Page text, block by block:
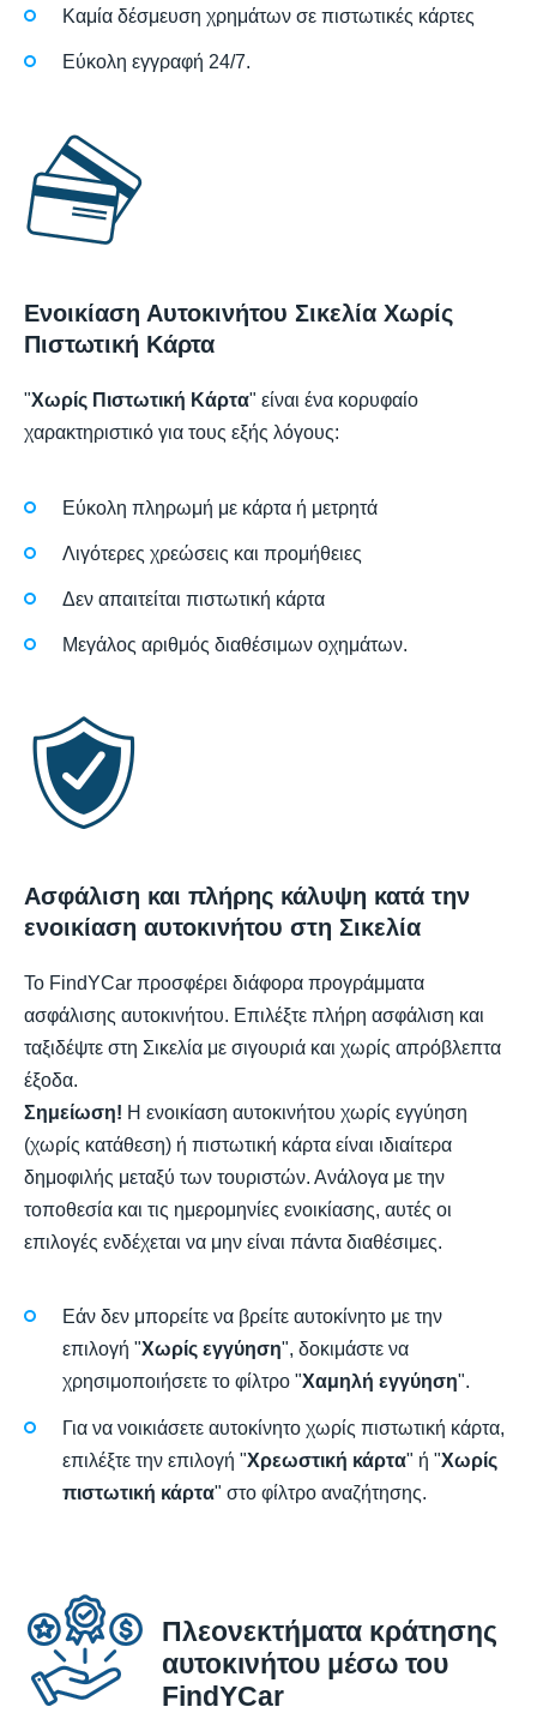
Καμία δέσμευση χρημάτων σε πιστωτικές κάρτες
Εύκολη εγγραφή 24/7.
Ενοικίαση Αυτοκινήτου Σικελία Χωρίς
Πιστωτική Κάρτα
"Χωρίς Πιστωτική Κάρτα" είναι ένα κορυφαίο
χαρακτηριστικό για τους εξής λόγους:
Εύκολη πληρωμή με κάρτα ή μετρητά
Λιγότερες χρεώσεις και προμήθειες
Δεν απαιτείται πιστωτική κάρτα
Μεγάλος αριθμός διαθέσιμων οχημάτων.
Ασφάλιση και πλήρης κάλυψη κατά την
ενοικίαση αυτοκινήτου στη Σικελία
Το FindYCar προσφέρει διάφορα προγράμματα
ασφάλισης αυτοκινήτου. Επιλέξτε πλήρη ασφάλιση και
ταξιδέψτε στη Σικελία με σιγουριά και χωρίς απρόβλεπτα
έξοδα.
Σημείωση! Η ενοικίαση αυτοκινήτου χωρίς εγγύηση
(χωρίς κατάθεση) ή πιστωτική κάρτα είναι ιδιαίτερα
δημοφιλής μεταξύ των τουριστών. Ανάλογα με την
τοποθεσία και τις ημερομηνίες ενοικίασης, αυτές οι
επιλογές ενδέχεται να μην είναι πάντα διαθέσιμες.
Εάν δεν μπορείτε να βρείτε αυτοκίνητο με την
επιλογή "Χωρίς εγγύηση", δοκιμάστε να
χρησιμοποιήσετε το φίλτρο "Χαμηλή εγγύηση".
Για να νοικιάσετε αυτοκίνητο χωρίς πιστωτική κάρτα,
επιλέξτε την επιλογή "Χρεωστική κάρτα" ή "Χωρίς
πιστωτική κάρτα" στο φίλτρο αναζήτησης.
Πλεονεκτήματα κράτησης
αυτοκινήτου μέσω του
FindYCar